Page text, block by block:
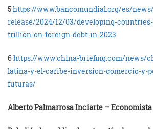
5https://www.bancomundial.org/es/
release/2024/12/03/developing-
trillion-on-foreign-debt-in-2023
6https://www.china-briefing.com/news/
latina-y-el-caribe-inversion-comercio-y-
futuras/
Alberto Palmarrosa Inciarte – Economista